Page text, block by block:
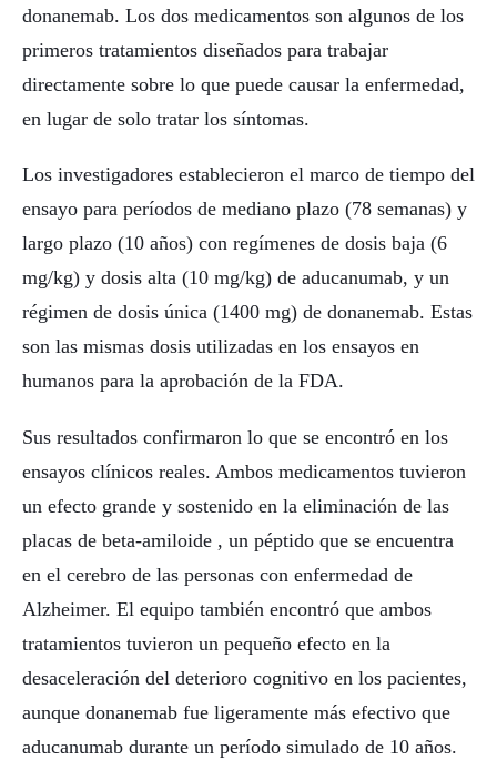
donanemab. Los dos medicamentos son algunos de los
primeros tratamientos diseñados para trabajar
directamente sobre lo que puede causar la enfermedad,
en lugar de solo tratar los síntomas.
Los investigadores establecieron el marco de tiempo del
ensayo para períodos de mediano plazo (78 semanas) y
largo plazo (10 años) con regímenes de dosis baja (6
mg/kg) y dosis alta (10 mg/kg) de aducanumab, y un
régimen de dosis única (1400 mg) de donanemab. Estas
son las mismas dosis utilizadas en los ensayos en
humanos para la aprobación de la FDA.
Sus resultados confirmaron lo que se encontró en los
ensayos clínicos reales. Ambos medicamentos tuvieron
un efecto grande y sostenido en la eliminación de las
placas de beta-amiloide , un péptido que se encuentra
en el cerebro de las personas con enfermedad de
Alzheimer. El equipo también encontró que ambos
tratamientos tuvieron un pequeño efecto en la
desaceleración del deterioro cognitivo en los pacientes,
aunque donanemab fue ligeramente más efectivo que
aducanumab durante un período simulado de 10 años.